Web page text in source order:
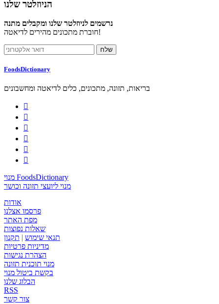
הניוזלטר שלנו
נרשמים לניוזלטר שלנו ומקבלים מתנה
חוברת מתכונים מהירים לדיאטה!
FoodsDictionary
בריאות, תזונה, מתכונים, כלים לדיאטה ומחשבונים






מנוי FoodsDictionary
מנוי ליועצי תזונה וכושר
אודות
פרסמו אצלנו
מפת האתר
שאלות נפוצות
תנאי שימוש | תקנון
מדיניות פרטיות
הצהרת נגישות
מנוי תוכנית תזונה
בקשת ביטול מנוי
הבלוג שלנו
RSS
צור קשר